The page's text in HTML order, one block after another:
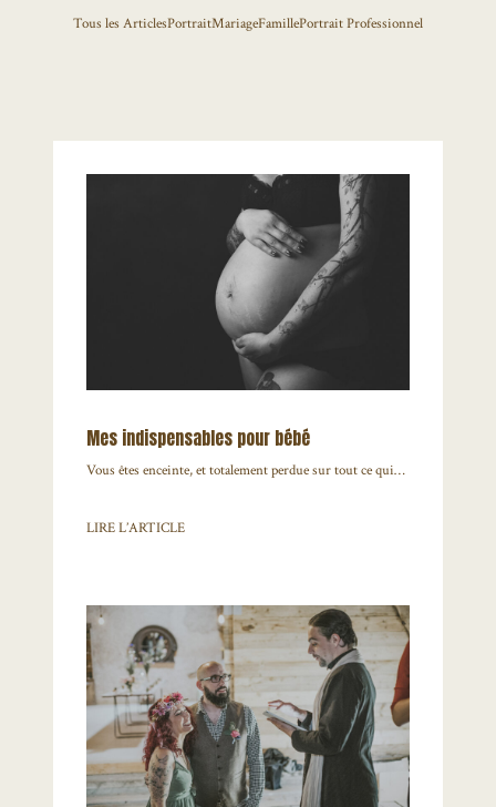
Tous les ArticlesPortraitMariageFamillePortrait Professionnel
Mes indispensables pour bébé
Vous êtes enceinte, et totalement perdue sur tout ce qui…
LIRE L’ARTICLE